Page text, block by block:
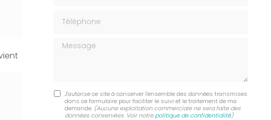
Message
J'autorise ce site à conserver l'ensemble des données transmises
dans ce formulaire pour faciliter le suivi et le traitement de ma
demande. (Aucune exploitation commerciale ne sera faite des
données conservées. Voir notre politique de confidentialité)